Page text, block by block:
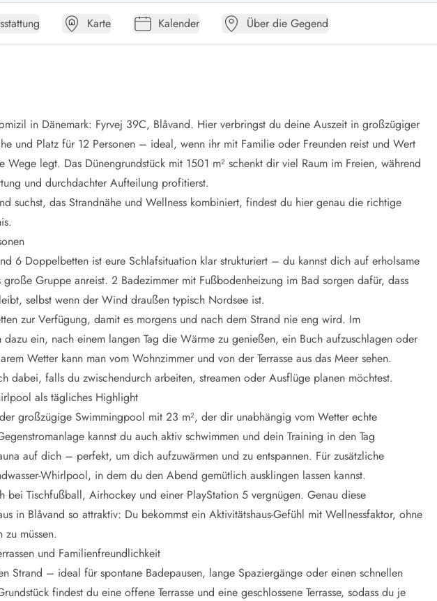
Karte Kalender Über die Gegend
in Dänemark: Fyrvej 39C, Blåvand. Hier verbringst du deine Auszeit in großzügiger
und Platz für 12 Personen – ideal, wenn ihr mit Familie oder Freunden reist und Wert
legt. Das Dünengrundstück mit 1501 m² schenkt dir viel Raum im Freien, während
und durchdachter Aufteilung profitierst.
suchst, das Strandnähe und Wellness kombiniert, findest du hier genau die richtige
6 Doppelbetten ist eure Schlafsituation klar strukturiert – du kannst dich auf erholsame
Gruppe anreist. 2 Badezimmer mit Fußbodenheizung im Bad sorgen dafür, dass
selbst wenn der Wind draußen typisch Nordsee ist.
zur Verfügung, damit es morgens und nach dem Strand nie eng wird. Im
ein, nach einem langen Tag die Wärme zu genießen, ein Buch aufzuschlagen oder
Wetter kann man vom Wohnzimmer und von der Terrasse aus das Meer sehen.
dabei, falls du zwischendurch arbeiten, streamen oder Ausflüge planen möchtest.
als tägliches Highlight
großzügige Swimmingpool mit 23 m², der dir unabhängig vom Wetter echte
kannst du auch aktiv schwimmen und dein Training in den Tag
auf dich – perfekt, um dich aufzuwärmen und zu entspannen. Für zusätzliche
Whirlpool, in dem du den Abend gemütlich ausklingen lassen kannst.
bei Tischfußball, Airhockey und einer PlayStation 5 vergnügen. Genau diese
in Blåvand so attraktiv: Du bekommst ein Aktivitätshaus-Gefühl mit Wellnessfaktor, ohne
müssen.
und Familienfreundlichkeit
Strand – ideal für spontane Badepausen, lange Spaziergänge oder einen schnellen
findest du eine offene Terrasse und eine geschlossene Terrasse, sodass du je